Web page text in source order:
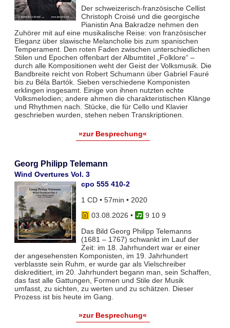
Der schweizerisch-französische Cellist
Christoph Croisé und die georgische
Pianistin Ana Bakradze nehmen den
Zuhörer mit auf eine musikalische Reise: von französischer
Eleganz über slawische Melancholie bis zum spanischen
Temperament. Den roten Faden zwischen unterschiedlichen
Stilen und Epochen offenbart der Albumtitel „Folklore“ –
durch alle Kompositionen weht der Geist der Volksmusik. Die
Bandbreite reicht von Robert Schumann über Gabriel Fauré
bis zu Béla Bartók. Sieben verschiedene Komponisten
erklingen insgesamt. Einige von ihnen nutzten echte
Volksmelodien; andere ahmen die charakteristischen Klänge
und Rhythmen nach. Stücke, die für Cello und Klavier
geschrieben wurden, stehen neben Transkriptionen.
»zur Besprechung«
Georg Philipp Telemann
Wind Overtures Vol. 3
cpo 555 410-2
1 CD • 57min • 2020
03.08.2026 •
9 10 9
Das Bild Georg Philipp Telemanns
(1681 – 1767) schwankt im Lauf der
Zeit: im 18. Jahrhundert war er einer
der angesehensten Komponisten, im 19. Jahrhundert
verblasste sein Ruhm, er wurde gar als Vielschreiber
diskreditiert, im 20. Jahrhundert begann man, sein Schaffen,
das fast alle Gattungen, Formen und Stile der Musik
umfasst, zu sichten, zu werten und zu schätzen. Dieser
Prozess ist bis heute im Gang.
»zur Besprechung«